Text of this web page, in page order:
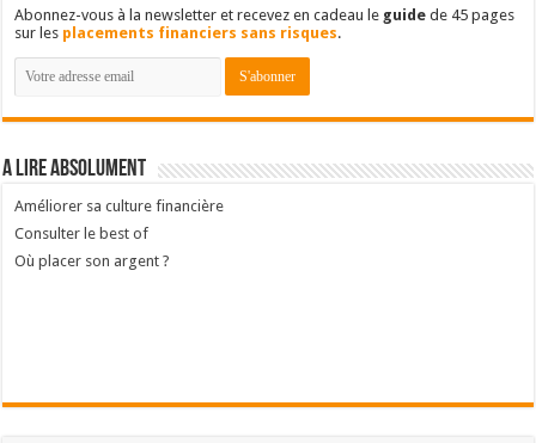
Abonnez-vous à la newsletter et recevez en cadeau le guide de 45 pages
sur les placements financiers sans risques.
A lire absolument
Améliorer sa culture financière
Consulter le best of
Où placer son argent ?